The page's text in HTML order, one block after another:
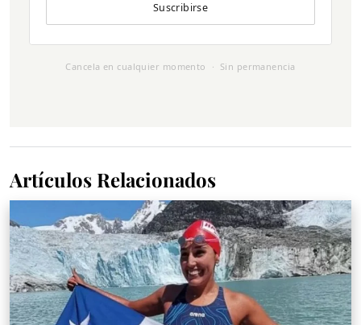
Suscribirse
Cancela en cualquier momento · Sin permanencia
Artículos Relacionados